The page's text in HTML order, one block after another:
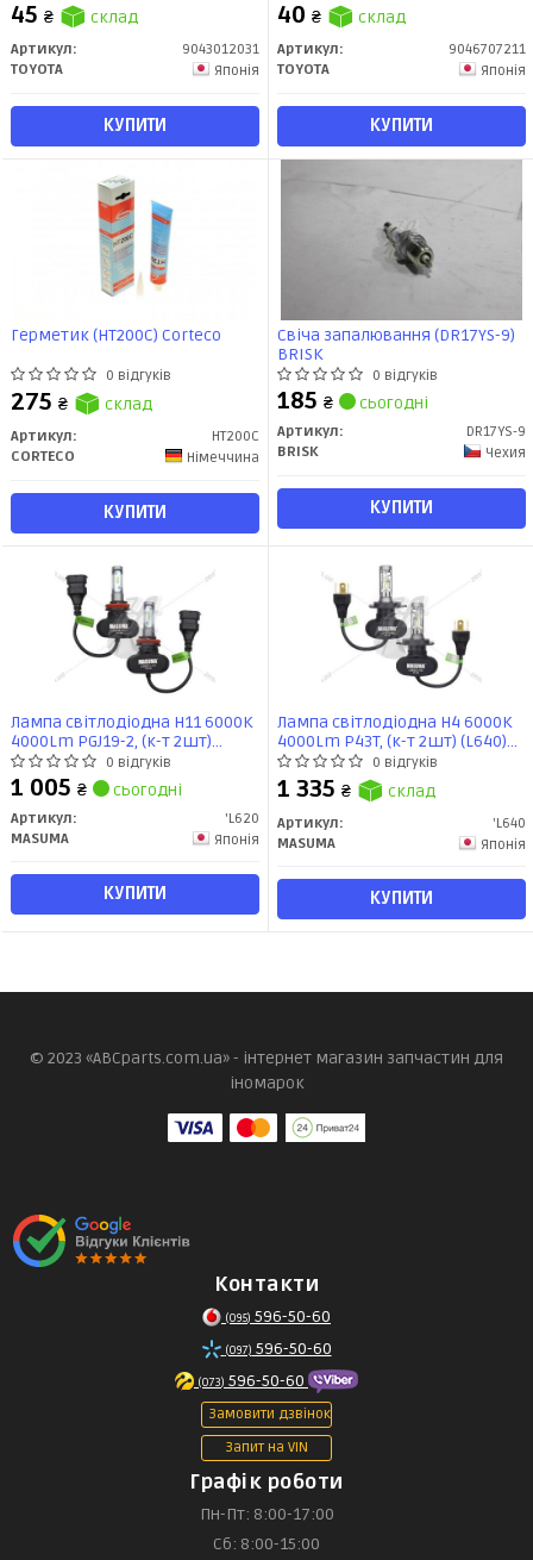
45 ₴ склад
Артикул:
9043012031
TOYOTA
Японія
КУПИТИ
40 ₴ склад
Артикул:
9046707211
TOYOTA
Японія
КУПИТИ
Герметик (HT200C) Corteco
0 відгуків
275 ₴ склад
Артикул:
HT200C
CORTECO
Німеччина
КУПИТИ
Свіча запалювання (DR17YS-9)
BRISK
0 відгуків
185 ₴ сьогодні
Артикул:
DR17YS-9
BRISK
Чехия
КУПИТИ
Лампа світлодіодна H11 6000K
4000Lm PGJ19-2, (к-т 2шт)
(L620) MASUMA0 відгуків
1 005 ₴ сьогодні
Артикул:
'L620
MASUMA
Японія
КУПИТИ
Лампа світлодіодна H4 6000K
4000Lm P43T, (к-т 2шт) (L640)
MASUMA
0 відгуків
1 335 ₴ склад
Артикул:
'L640
MASUMA
Японія
КУПИТИ
© 2023 «ABCparts.com.ua» - інтернет магазин запчастин для
іномарок
Контакти
(095) 596-50-60
(097) 596-50-60
(073) 596-50-60
Замовити дзвінок
Запит на VIN
Графік роботи
Пн-Пт: 8:00-17:00
Сб: 8:00-15:00